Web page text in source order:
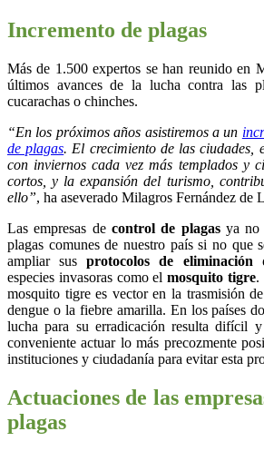
Incremento de plagas
Más de 1.500 expertos se han reunido en
últimos avances de la lucha contra las
cucarachas o chinches.
“En los próximos años asistiremos a un
de plagas. El crecimiento de las ciudades,
con inviernos cada vez más templados y
cortos, y la expansión del turismo,
ello”, ha aseverado Milagros Fernández de
Las empresas decontrol de plagasya no
plagas comunes de nuestro país si no que
ampliar susprotocolos de eliminación
especies invasoras como elmosquito tigre.
mosquito tigre es vector en la trasmisión de
dengue o la fiebre amarilla. En los países
lucha para su erradicación resulta difícil
conveniente actuar lo más precozmente
instituciones y ciudadanía para evitar esta
Actuaciones de las
plagas